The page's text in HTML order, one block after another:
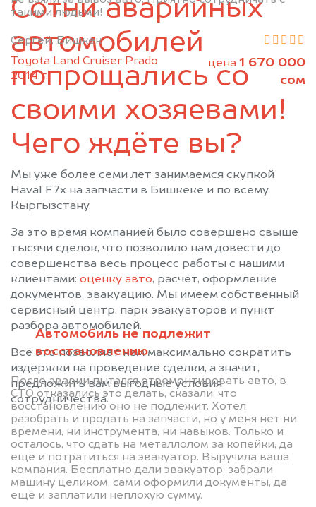
такими людьми!
Сергей, Бишкек
Toyota Land Cruiser Prado
2014 г.
цена 1 670 000
сом
Автомобиль не подлежит
восстановлению
После аварии пытался отремонтировать авто, в
СТО отказались это делать, сказали, что
восстановлению оно не подлежит. Хотел
разобрать и продать на запчасти, но у меня нет ни
времени, ни инструмента, ни навыков. Только и
осталось, что сдать на металлолом за копейки, да
ещё и потратиться на эвакуатор. Выручила ваша
компания. Бесплатно дали эвакуатор, забрали
машину целиком, сами оформили документы, да
ещё и заплатили неплохую сумму.
Сотни аварийных
автомобилей
попрощались со
своими хозяевами!
Чего ждёте вы?
Мы уже более семи лет занимаемся скупкой
Haval F7x на запчасти в Бишкеке и по всему
Кыргызстану.
За это время компанией было совершено свыше
тысячи сделок, что позволило нам довести до
совершенства весь процесс работы с нашими
клиентами: оценку авто, расчёт, оформление
документов, эвакуацию. Мы имеем собственный
сервисный центр, парк эвакуаторов и пункт
разбора автомобилей.
Всё это позволяет нам максимально сократить
издержки на проведение сделки, а значит,
предложить вам выгодные условия
сотрудничества.
Позвоните нам: +996